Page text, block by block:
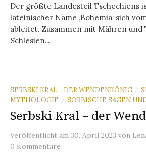
Der größte Landesteil Tschechiens
lateinischer Name ‚Bohemia‘ sich
ableitet. Zusammen mit Mähren und
Schlesien...
SERBSKI KRAL - DER WENDENKÖNIG /
MYTHOLOGIE
/ SORBISCHE SAGEN
Serbski Kral – der
Veröffentlicht am 30. April 2023 von
0 Kommentare